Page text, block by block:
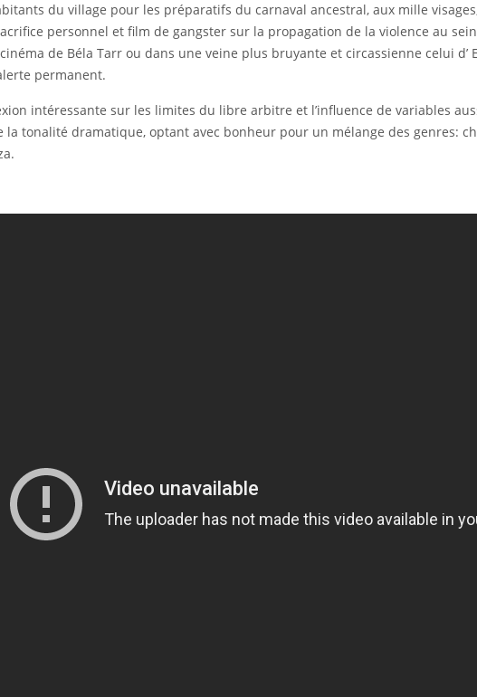
du village pour les préparatifs du carnaval ancestral, aux mille
personnel et film de gangster sur la propagation de la violence au
de Béla Tarr ou dans une veine plus bruyante et circassienne celui
permanent.
intéressante sur les limites du libre arbitre et l’influence de variables
la tonalité dramatique, optant avec bonheur pour un mélange des genres: